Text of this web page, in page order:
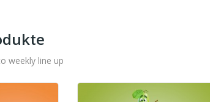
weekly line up